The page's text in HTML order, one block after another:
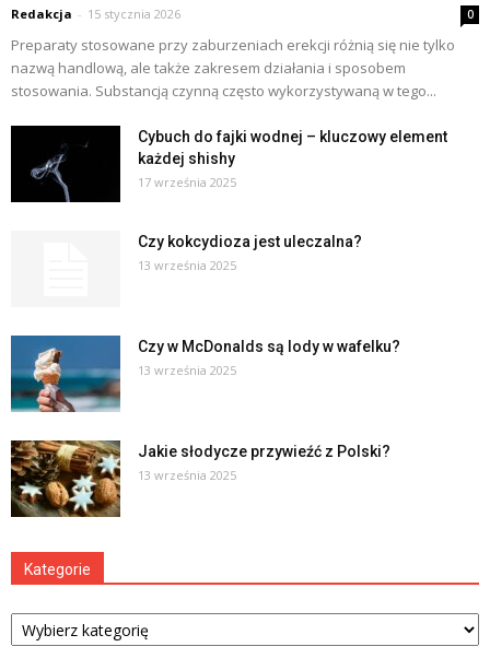
Redakcja - 15 stycznia 2026 0
Preparaty stosowane przy zaburzeniach erekcji różnią się nie tylko
nazwą handlową, ale także zakresem działania i sposobem
stosowania. Substancją czynną często wykorzystywaną w tego...
Cybuch do fajki wodnej – kluczowy element
każdej shishy
17 września 2025
Czy kokcydioza jest uleczalna?
13 września 2025
Czy w McDonalds są lody w wafelku?
13 września 2025
Jakie słodycze przywieźć z Polski?
13 września 2025
Kategorie
Kategorie